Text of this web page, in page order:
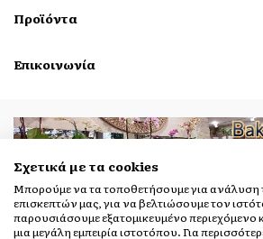
Προϊόντα
Επικοινωνία
© 2019 - 2026 bakara-flowers.gr. All
Σχετικά με τα cookies
Μπορούμε να τα τοποθετήσουμε για
επισκεπτών μας, για να βελτιώσουμε τον
παρουσιάσουμε εξατομικευμένο
μια μεγάλη εμπειρία ιστοτόπου. Για